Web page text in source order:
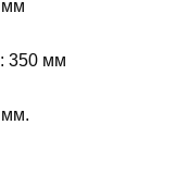
мм
350 мм